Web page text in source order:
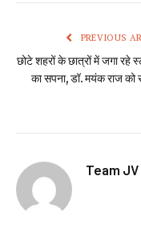
PREVIOUS
छोटे शहरों के छात्रों में जगा रहे
का सपना, डॉ. मयंक राज को
Team